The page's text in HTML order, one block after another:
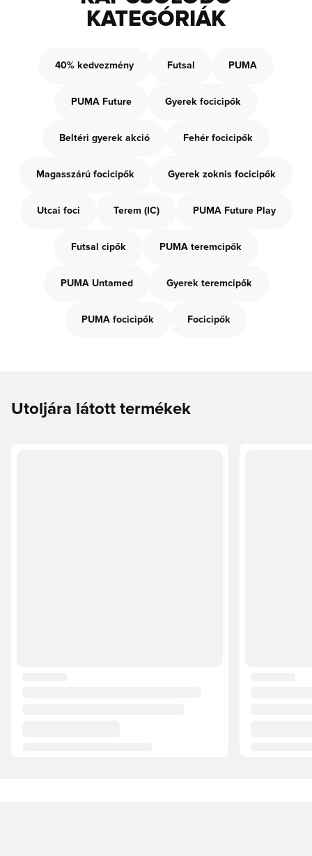
KATEGÓRIÁK
40% kedvezmény Futsal PUMA
PUMA Future Gyerek focicipők
Beltéri gyerek akció Fehér focicipők
Magasszárú focicipők Gyerek zoknis focicipők
Utcai foci Terem (IC) PUMA Future Play
Futsal cipők PUMA teremcipők
PUMA Untamed Gyerek teremcipők
PUMA focicipők Focicipők
Utoljára látott termékek